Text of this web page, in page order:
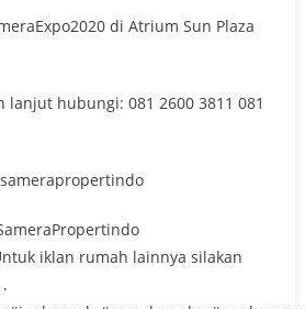
di Atrium Sun Plaza
hubungi: 081 2600 3811 081
iklan rumah lainnya silakan